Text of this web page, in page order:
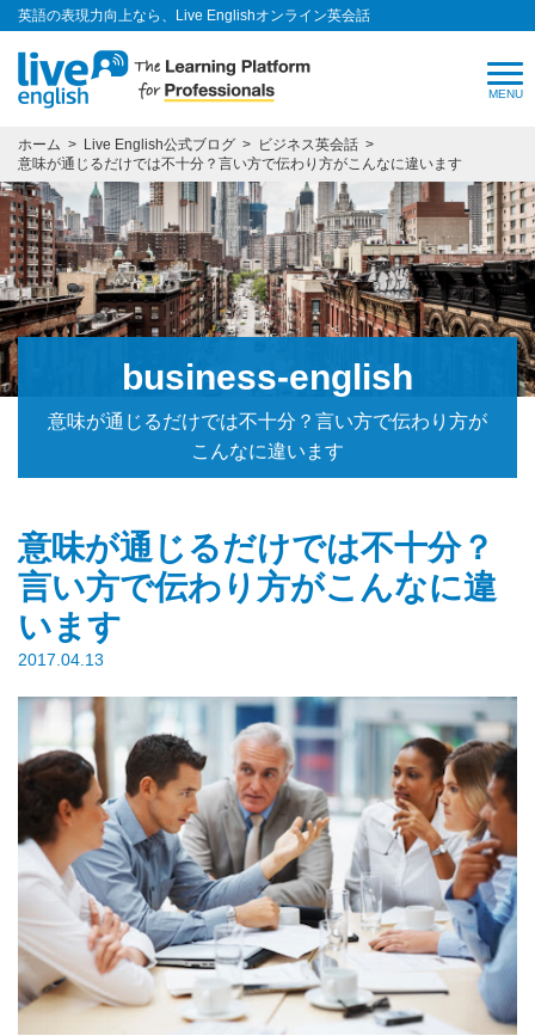
英語の表現力向上なら、Live Englishオンライン英会話
ホーム Live English公式ブログ
ビジネス英会話
意味が通じるだけでは不十分？言い方で伝わり方がこんなに違います
business-english
意味が通じるだけでは不十分？言い方で伝わり方が
こんなに違います
意味が通じるだけでは不十分？
言い方で伝わり方がこんなに違
います
2017.04.13